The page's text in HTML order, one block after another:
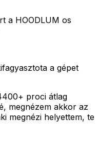
a HOODLUM os
a gépet
proci átlag
megnézem akkor az
megnézi helyettem, te